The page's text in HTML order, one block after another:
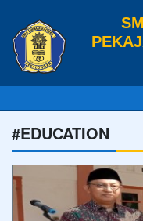
#EDUCATION